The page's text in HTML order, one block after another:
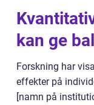
kan ge
Forskning har
effekter på
[namn på